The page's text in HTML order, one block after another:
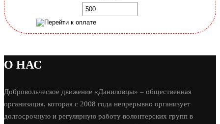
О НАС
Добровольческое движение «Даниловцы» – общественная
организация, которая с 2008 года непрерывно организует
долгосрочную и регулярную работу волонтерских групп в